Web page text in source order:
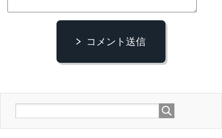
コメント送信